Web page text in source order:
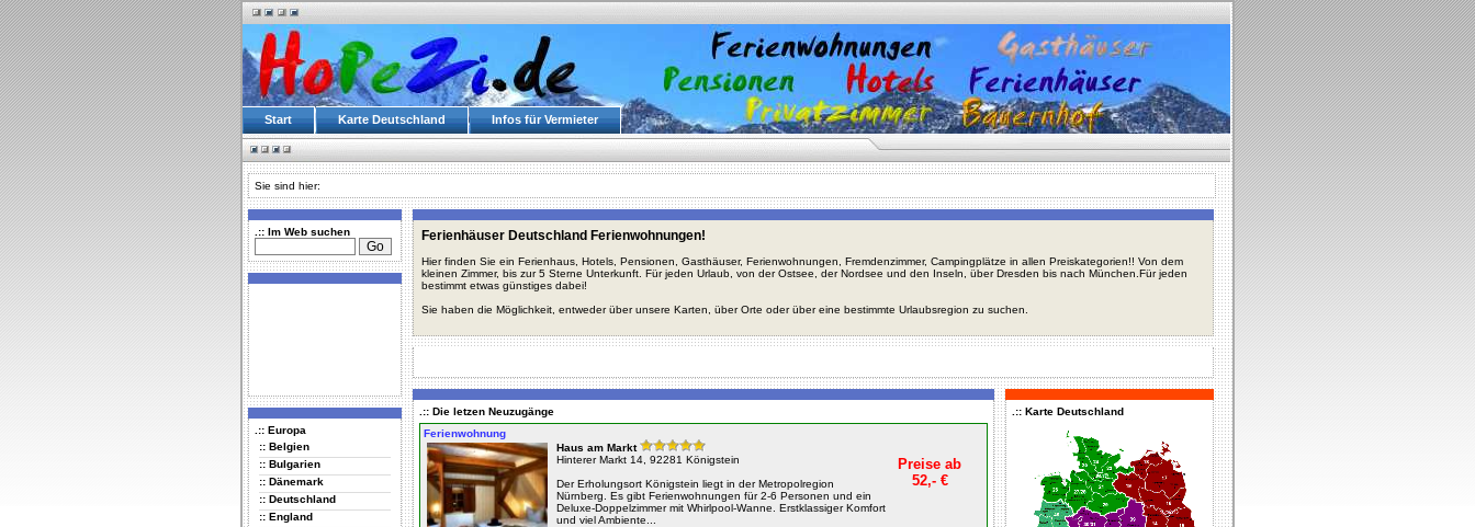
Start Karte Deutschland Infos für Vermieter
Sie sind hier:
.:: Im Web suchen
.:: Europa
:: Belgien
:: Bulgarien
:: Dänemark
:: Deutschland
:: England
Ferienhäuser Deutschland Ferienwohnungen!
Hier finden Sie ein Ferienhaus, Hotels, Pensionen, Gasthäuser, Ferienwohnungen, Fremdenzimmer, Campingplätze in allen Preiskategorien!! Von dem
kleinen Zimmer, bis zur 5 Sterne Unterkunft. Für jeden Urlaub, von der Ostsee, der Nordsee und den Inseln, über Dresden bis nach München.Für jeden
bestimmt etwas günstiges dabei!
Sie haben die Möglichkeit, entweder über unsere Karten, über Orte oder über eine bestimmte Urlaubsregion zu suchen.
.:: Die letzen Neuzugänge
Ferienwohnung
Haus am Markt
Hinterer Markt 14, 92281 Königstein
Der Erholungsort Königstein liegt in der Metropolregion
Nürnberg. Es gibt Ferienwohnungen für 2-6 Personen und ein
Deluxe-Doppelzimmer mit Whirlpool-Wanne. Erstklassiger Komfort
und viel Ambiente...
Preise ab
52,- €
.:: Karte Deutschland